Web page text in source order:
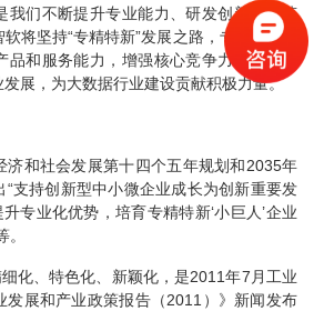
我们不断提升专业能力、研发创新产品获
将坚持“专精特新”发展之路，专注增强公
和服务能力，增强核心竞争力，发挥好
展，为大数据行业建设贡献积极力量。
济和社会发展第十四个五年规划和2035年
支持创新型中小微企业成长为创新重要发
专业化优势，培育专精特新‘小巨人’企业
化、特色化、新颖化，是2011年7月工业
发展和产业政策报告（2011）》新闻发布